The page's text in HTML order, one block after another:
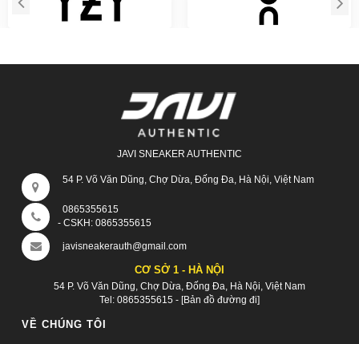
JAVI SNEAKER AUTHENTIC
54 P. Võ Văn Dũng, Chợ Dừa, Đống Đa, Hà Nội, Việt Nam
0865355615
- CSKH: 0865355615
javisneakerauth@gmail.com
CƠ SỞ 1 - HÀ NỘI
54 P. Võ Văn Dũng, Chợ Dừa, Đống Đa, Hà Nội, Việt Nam
Tel: 0865355615 - [Bản đồ đường đi]
VỀ CHÚNG TÔI